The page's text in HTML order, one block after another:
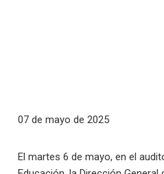
07 de mayo de 2025
El martes 6 de mayo, en el